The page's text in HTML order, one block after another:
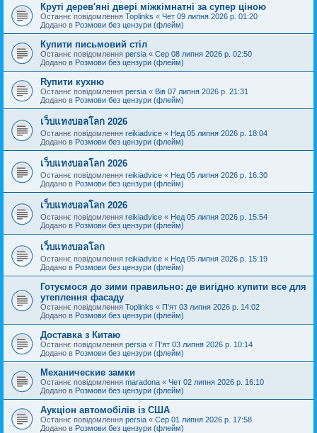
Круті дерев'яні двері міжкімнатні за супер ціною
Останнє повідомлення Toplinks « Чет 09 липня 2026 р. 01:20
Додано в Розмови без цензури (флейм)
Купити письмовий стіл
Останнє повідомлення persia « Сер 08 липня 2026 р. 02:50
Додано в Розмови без цензури (флейм)
Rупити кухню
Останнє повідомлення persia « Вів 07 липня 2026 р. 21:31
Додано в Розмови без цензури (флейм)
เว็บแทงบอลโลก 2026
Останнє повідомлення reikiadvice « Нед 05 липня 2026 р. 18:04
Додано в Розмови без цензури (флейм)
เว็บแทงบอลโลก 2026
Останнє повідомлення reikiadvice « Нед 05 липня 2026 р. 16:30
Додано в Розмови без цензури (флейм)
เว็บแทงบอลโลก 2026
Останнє повідомлення reikiadvice « Нед 05 липня 2026 р. 15:54
Додано в Розмови без цензури (флейм)
เว็บแทงบอลโลก
Останнє повідомлення reikiadvice « Нед 05 липня 2026 р. 15:19
Додано в Розмови без цензури (флейм)
Готуємося до зими правильно: де вигідно купити все для
утеплення фасаду
Останнє повідомлення Toplinks « П'ят 03 липня 2026 р. 14:02
Додано в Розмови без цензури (флейм)
Доставка з Китаю
Останнє повідомлення persia « П'ят 03 липня 2026 р. 10:14
Додано в Розмови без цензури (флейм)
Механические замки
Останнє повідомлення maradona « Чет 02 липня 2026 р. 16:10
Додано в Розмови без цензури (флейм)
Аукціон автомобілів із США
Останнє повідомлення persia « Сер 01 липня 2026 р. 17:58
Додано в Розмови без цензури (флейм)